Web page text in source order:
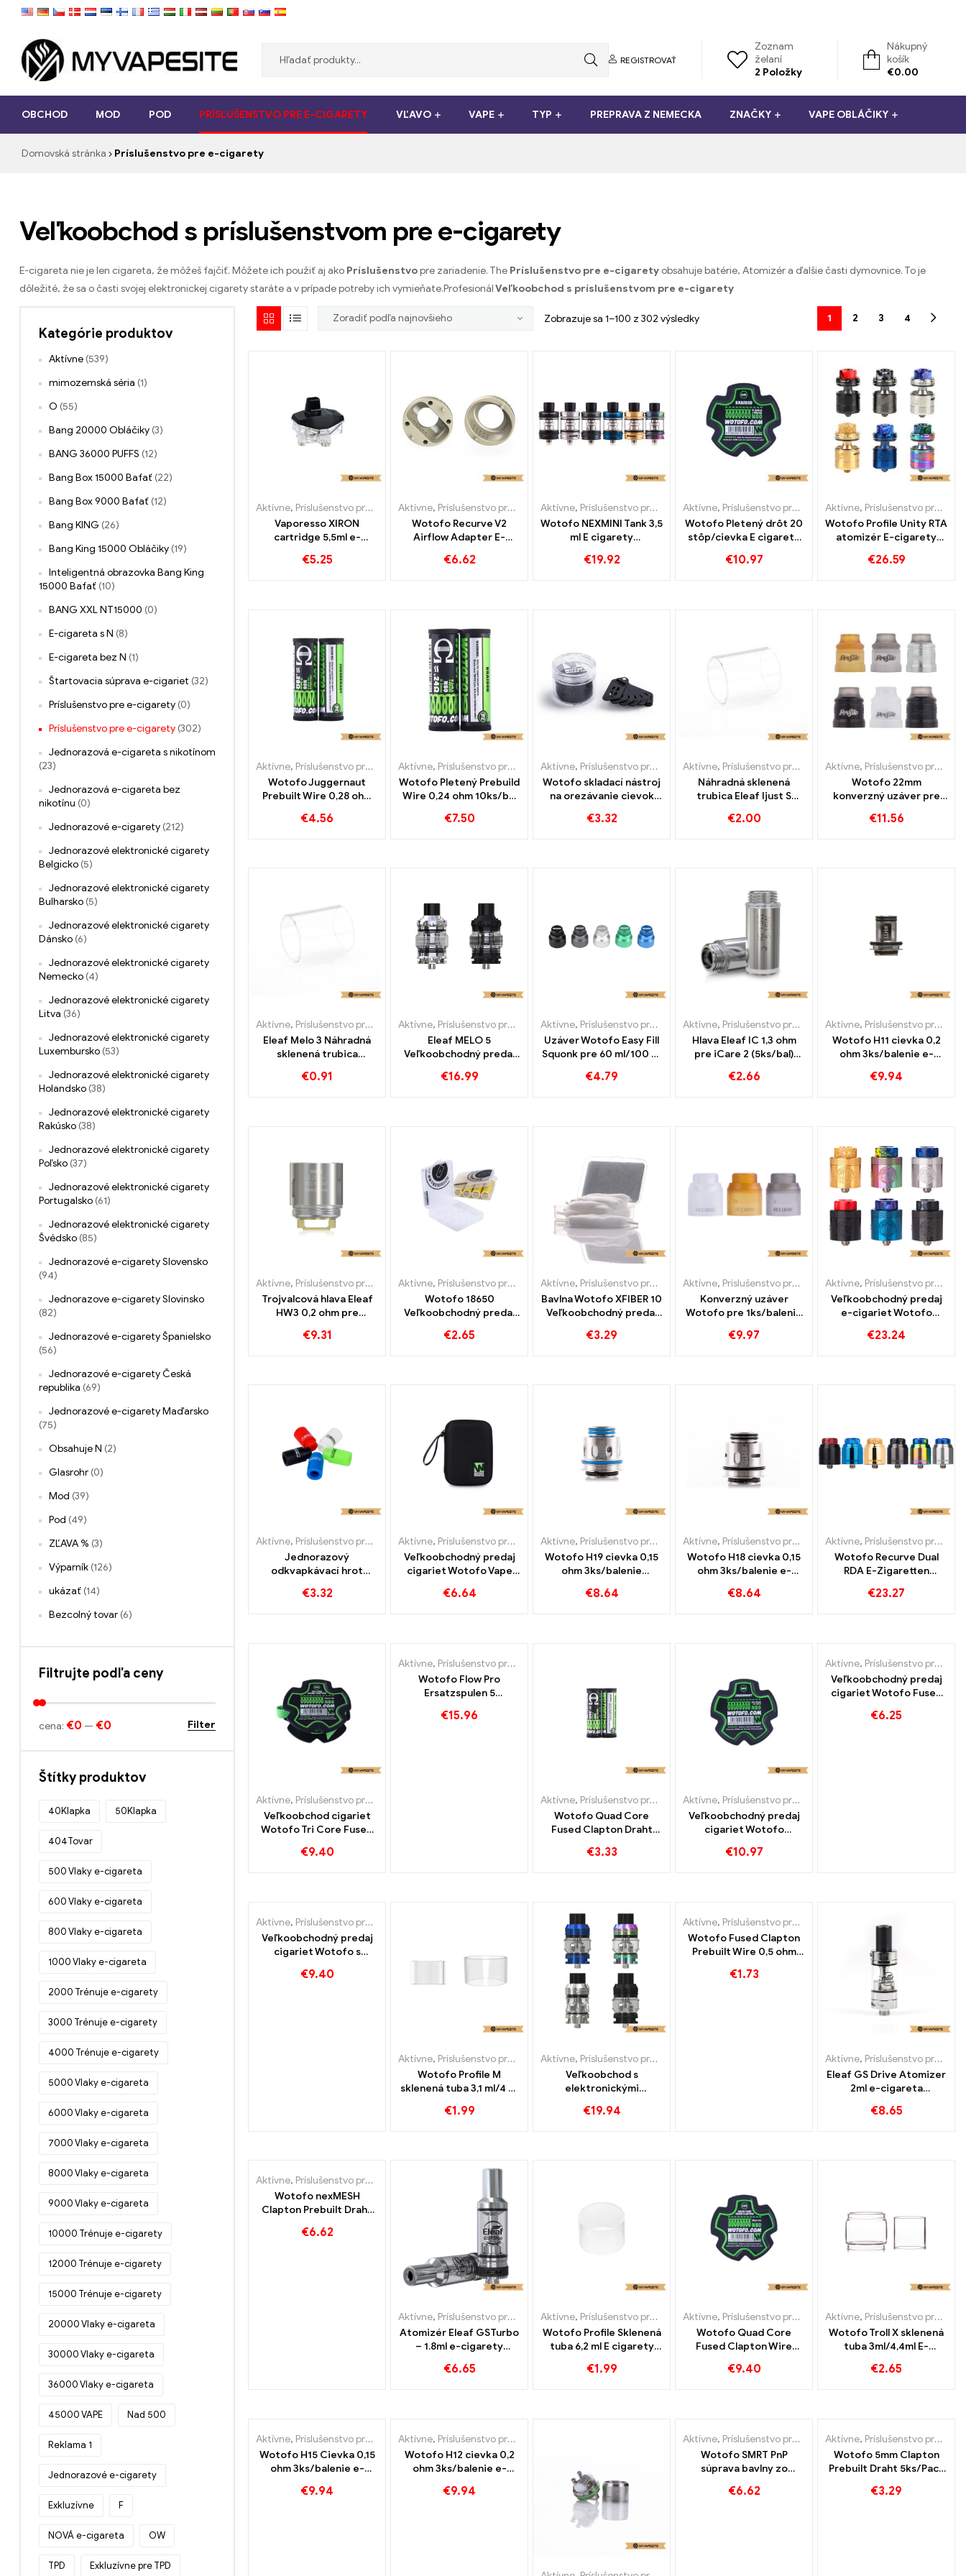
Myvapesite.de
e-
na
myvapesite.de
REGISTROVAŤ
Zoznam
želaní
2 Položky
Nákupný
košík
€0.00
OBCHOD MOD POD PRÍSLUŠENSTVO PRE E-CIGARETY VĽAVO VAPE TYP PREPRAVA Z NEMECKA ZNAČKY VAPE OBLÁČIKY
Domovská stránka Príslušenstvo pre e-cigarety
Veľkoobchod s príslušenstvom pre e-cigarety
E-cigareta nie je len cigareta, že môžeš fajčiť. Môžete ich použiť aj ako Príslušenstvopre zariadenie. The Príslušenstvo pre e-cigarety obsahuje batérie, Atomizér a ďalšie časti dymovnice. To je
dôležité, že sa o časti svojej elektronickej cigarety staráte a v prípade potreby ich vymieňate.ProfesionálVeľkoobchod s príslušenstvom pre e-cigarety
1 2 3 4
Zobrazuje sa 1–100 z 302 výsledky
Aktívne, Príslušenstvo pre e-cigarety
Vaporesso XIRON
cartridge 5,5ml e-
zákazkový
€5.25
Aktívne, Príslušenstvo pre e-cigarety
Wotofo Recurve V2
Airflow Adapter E-
Custom
€6.62
Aktívne, Príslušenstvo pre e-cigarety
Wotofo NEXMINI Tank 3,5
ml E cigarety
€19.92
Aktívne, Príslušenstvo pre e-cigarety
Wotofo Pletený drôt 20
stôp/cievka E cigarety
€10.97
Aktívne, Príslušenstvo pre e-cigarety
Wotofo Profile Unity RTA
atomizér E-cigarety
丨 Vlastné
€26.59
Aktívne, Príslušenstvo pre e-cigarety
Wotofo Juggernaut
Prebuilt Wire 0,28 ohm
Veľkoobchod丨Vlastné
€4.56
Aktívne, Príslušenstvo pre e-cigarety
Wotofo Pletený Prebuild
Wire 0,24 ohm 10ks/bal
丨Vlastné
€7.50
Aktívne, Príslušenstvo pre e-cigarety
Wotofo skladací nástroj
na orezávanie cievok
Veľkoobchod丨Vlastné
€3.32
Aktívne, Príslušenstvo pre e-cigarety
Náhradná sklenená
trubica Eleaf Ijust S
e-cigariet丨Vlastné
€2.00
Aktívne, Príslušenstvo pre e-cigarety
Wotofo 22mm
konverzný uzáver pre
veľkoobchodný
€11.56
Aktívne, Príslušenstvo pre e-cigarety
Eleaf Melo 3 Náhradná
sklenená trubica
e-cigariet丨Vlastné
€0.91
Aktívne, Príslušenstvo pre e-cigarety
Eleaf MELO 5
Veľkoobchodný predaj
mieru
€16.99
Aktívne, Príslušenstvo pre e-cigarety
Uzáver Wotofo Easy Fill
Squonk pre 60 ml/100 ml
veľkoobchod丨 Vlastné
€4.79
Aktívne, Príslušenstvo pre e-cigarety
Hlava Eleaf IC 1,3 ohm
pre iCare 2 (5ks/bal)
丨Vlastné
€2.66
Aktívne, Príslušenstvo pre e-cigarety
Wotofo H11 cievka 0,2
ohm 3ks/balenie e-
predaj na mieru
€9.94
Aktívne, Príslušenstvo pre e-cigarety
Trojvalcová hlava Eleaf
HW3 0,2 ohm pre
Mini/Mini XL (5ks/bal)
€9.31
Aktívne, Príslušenstvo pre e-cigarety
Wotofo 18650
Veľkoobchodný predaj
batérie丨 Vlastné
€2.65
Aktívne, Príslušenstvo pre e-cigarety
Bavlna Wotofo XFIBER 10
Veľkoobchodný predaj
丨 Vlastné
€3.29
Aktívne, Príslušenstvo pre e-cigarety
Konverzný uzáver
Wotofo pre 1ks/balenie
RDA Veľkoobchod丨
€9.97
Aktívne, Príslušenstvo pre e-cigarety
Veľkoobchodný predaj
e-cigariet Wotofo
€23.24
Aktívne, Príslušenstvo pre e-cigarety
Jednorazový
odkvapkávací hrot
Veľkoobchodný predaj
€3.32
Aktívne, Príslušenstvo pre e-cigarety
Veľkoobchodný predaj
cigariet Wotofo Vape
Case E丨 Vlastné
€6.64
Aktívne, Príslušenstvo pre e-cigarety
Wotofo H19 cievka 0,15
ohm 3ks/balenie
veľkoobchodných e-
cigariet na mieru
€8.64
Aktívne, Príslušenstvo pre e-cigarety
Wotofo H18 cievka 0,15
ohm 3ks/balenie e-
cigariet veľkoobchodná
podľa vlastného výberu
€8.64
Aktívne, Príslušenstvo pre e-cigarety
Wotofo Recurve Dual
RDA E-Zigaretten
€23.27
Aktívne, Príslušenstvo pre e-cigarety
Veľkoobchod cigariet
Wotofo Tri Core Fused
E丨Vlastné
€9.40
Aktívne, Príslušenstvo pre e-cigarety
Wotofo Flow Pro
Ersatzspulen 5
e-cigariet kus/balenie
€15.96
Aktívne, Príslušenstvo pre e-cigarety
Wotofo Quad Core
Fused Clapton Draht
Zigaretten Großhandel丨
€3.33
Aktívne, Príslušenstvo pre e-cigarety
Veľkoobchodný predaj
cigariet Wotofo
stôp/Spool E丨 Vlastné
€10.97
Aktívne, Príslušenstvo pre e-cigarety
Veľkoobchodný predaj
cigariet Wotofo Fused
stôp/spool E 丨 Vlastné
€6.25
Aktívne, Príslušenstvo pre e-cigarety
Veľkoobchodný predaj
cigariet Wotofo s
stôp/spool E丨 Vlastné
€9.40
Aktívne, Príslušenstvo pre e-cigarety
Wotofo Profile M
sklenená tuba 3,1 ml/4 ml
丨 Vlastné
€1.99
Aktívne, Príslušenstvo pre e-cigarety
Veľkoobchod s
elektronickými
Tank丨 Vlastné
€19.94
Aktívne, Príslušenstvo pre e-cigarety
Wotofo Fused Clapton
Prebuilt Wire 0,5 ohm
Großhandel丨Vlastné
€1.73
Aktívne, Príslušenstvo pre e-cigarety
Eleaf GS Drive Atomizer
2ml e-cigareta
na mieru
€8.65
Aktívne, Príslušenstvo pre e-cigarety
Wotofo nexMESH
Clapton Prebuilt Draht
Großhandel丨Vlastné
€6.62
Aktívne, Príslušenstvo pre e-cigarety
Atomizér Eleaf GSTurbo
– 1.8ml e-cigarety
€6.65
Aktívne, Príslušenstvo pre e-cigarety
Wotofo Profile Sklenená
tuba 6,2 ml E cigarety
€1.99
Aktívne, Príslušenstvo pre e-cigarety
Wotofo Quad Core
Fused Clapton Wire
Großhandel丨 Custom
€9.40
Aktívne, Príslušenstvo pre e-cigarety
Wotofo Troll X sklenená
tuba 3ml/4,4ml E-
Vlastné
€2.65
Aktívne, Príslušenstvo pre e-cigarety
Wotofo H15 Cievka 0,15
ohm 3ks/balenie e-
€9.94
Aktívne, Príslušenstvo pre e-cigarety
Wotofo H12 cievka 0,2
ohm 3ks/balenie e-
predaj na mieru
€9.94
Aktívne, Príslušenstvo pre e-cigarety
Wotofo SMRT PnP
súprava bavlny zo
príslušenstva E-cigarety
€6.62
Aktívne, Príslušenstvo pre e-cigarety
Wotofo 5mm Clapton
Prebuilt Draht 5ks/Pack
Großhandel丨Vlastné
€3.29
Kategórie produktov
Aktívne (539)
mimozemská séria (1)
O (55)
Bang 20000 Obláčiky (3)
BANG 36000 PUFFS (12)
Bang Box 15000 Bafať (22)
Bang Box 9000 Bafať (12)
Bang KING (26)
Bang King 15000 Obláčiky (19)
Inteligentná obrazovka Bang King
15000 Bafať (10)
BANG XXL NT15000 (0)
E-cigareta s N (8)
E-cigareta bez N (1)
Štartovacia súprava e-cigariet (32)
Príslušenstvo pre e-cigarety (0)
Príslušenstvo pre e-cigarety (302)
Jednorazová e-cigareta s nikotínom
(23)
Jednorazová e-cigareta bez
nikotínu (0)
Jednorazové e-cigarety (212)
Jednorazové elektronické cigarety
Belgicko (5)
Jednorazové elektronické cigarety
Bulharsko (5)
Jednorazové elektronické cigarety
Dánsko (6)
Jednorazové elektronické cigarety
Nemecko (4)
Jednorazové elektronické cigarety
Litva (36)
Jednorazové elektronické cigarety
Luxembursko (53)
Jednorazové elektronické cigarety
Holandsko (38)
Jednorazové elektronické cigarety
Rakúsko (38)
Jednorazové elektronické cigarety
Poľsko (37)
Jednorazové elektronické cigarety
Portugalsko (61)
Jednorazové elektronické cigarety
Švédsko (85)
Jednorazové e-cigarety Slovensko
(94)
Jednorazove e-cigarety Slovinsko
(82)
Jednorazové e-cigarety Španielsko
(56)
Jednorazové e-cigarety Česká
republika (69)
Jednorazové e-cigarety Maďarsko
(75)
Obsahuje N (2)
Glasrohr (0)
Mod (39)
Pod (49)
ZĽAVA % (3)
Výparník (126)
ukázať (14)
Bezcolný tovar (6)
Filtrujte podľa ceny
Filter
cena: €0 — €0
Štítky produktov
40Klapka 50Klapka
404Tovar
500 Vlaky e-cigareta
600 Vlaky e-cigareta
800 Vlaky e-cigareta
1000 Vlaky e-cigareta
2000 Trénuje e-cigarety
3000 Trénuje e-cigarety
4000 Trénuje e-cigarety
5000 Vlaky e-cigareta
6000 Vlaky e-cigareta
7000 Vlaky e-cigareta
8000 Vlaky e-cigareta
9000 Vlaky e-cigareta
10000 Trénuje e-cigarety
12000 Trénuje e-cigarety
15000 Trénuje e-cigarety
20000 Vlaky e-cigareta
30000 Vlaky e-cigareta
36000 Vlaky e-cigareta
45000 VAPE Nad 500
Reklama 1
Jednorazové e-cigarety
Exkluzívne F
NOVÁ e-cigareta OW
TPD Exkluzívne pre TPD